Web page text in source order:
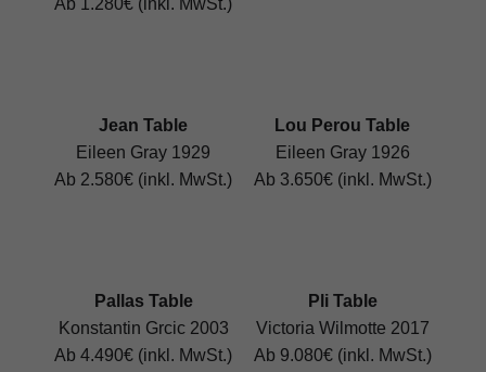
Jean Table
Eileen Gray 1929
Ab 2.580€ (inkl. MwSt.)
Lou Perou Table
Eileen Gray 1926
Ab 3.650€ (inkl. MwSt.)
Pallas Table
Konstantin Grcic 2003
Ab 4.490€ (inkl. MwSt.)
Pli Table
Victoria Wilmotte 2017
Ab 9.080€ (inkl. MwSt.)